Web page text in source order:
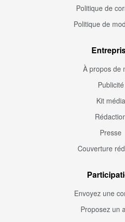
Politique de
Politique de
À propos de
Publicité
Kit média
Presse
Couverture
Envoyez une
Proposez un